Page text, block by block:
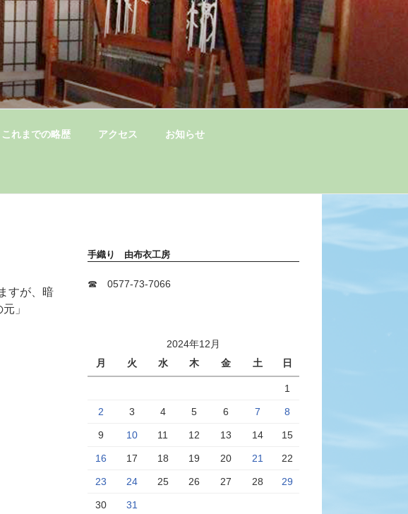
これまでの略歴 アクセス お知らせ
すが、暗
」
手織り 由布衣工房
☎ 0577-73-7066
2024年12月
月
火 水 木 金 土 日
1
2 3 4 5 6 7 8
9 10 11 12 13 14 15
16 17 18 19 20 21 22
23 24 25 26 27 28 29
30 31